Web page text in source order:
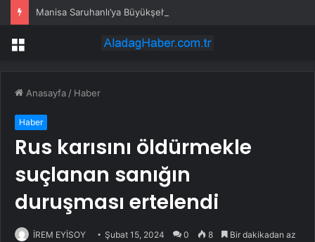
Manisa Saruhanlı’ya Büyükşehir’den tarımsal destek
Menü
Anasayfa / Haber
Haber
Rus karısını öldürmekle
suçlanan sanığın
duruşması ertelendi
İREM EYİSOY Şubat 15, 2024 0 8 Bir dakikadan az